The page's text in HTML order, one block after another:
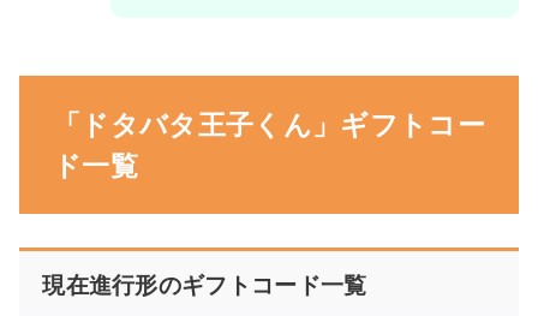
「ドタバタ王子くん」ギフトコー
ド一覧
現在進行形のギフトコード一覧